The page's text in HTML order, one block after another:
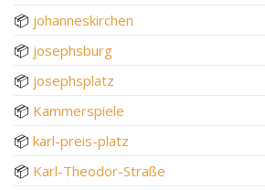
📦 johanneskirchen
📦 josephsburg
📦 josephsplatz
📦 Kammerspiele
📦 karl-preis-platz
📦 Karl-Theodor-Straße